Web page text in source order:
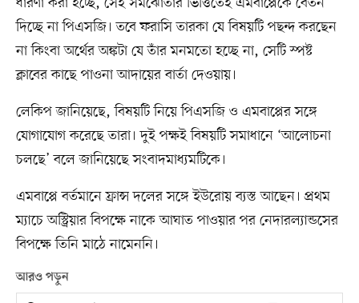
দিচ্ছে না পিএসজি। তবে ফরাসি তারকা যে বিষয়টি পছন্দ করছেন
না কিংবা অর্থের অঙ্কটা যে তাঁর মনমতো হচ্ছে না, সেটি স্পষ্ট
ক্লাবের কাছে পাওনা আদায়ের বার্তা দেওয়ায়।
লেকিপ জানিয়েছে, বিষয়টি নিয়ে পিএসজি ও এমবাপ্পের সঙ্গে
যোগাযোগ করেছে তারা। দুই পক্ষই বিষয়টি সমাধানে ‘আলোচনা
চলছে’ বলে জানিয়েছে সংবাদমাধ্যমটিকে।
এমবাপ্পে বর্তমানে ফ্রান্স দলের সঙ্গে ইউরোয় ব্যস্ত আছেন। প্রথম
ম্যাচে অস্ট্রিয়ার বিপক্ষে নাকে আঘাত পাওয়ার পর নেদারল্যান্ডসের
বিপক্ষে তিনি মাঠে নামেননি।
আরও পড়ুন